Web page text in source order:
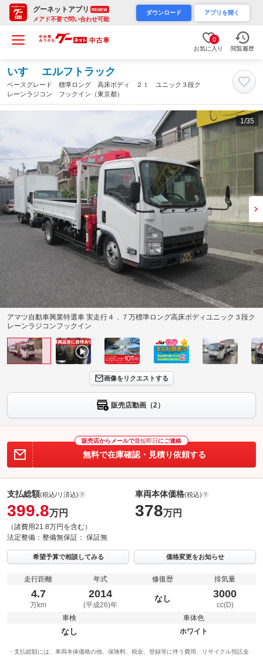
グーネットアプリ RENEW
メアド不要で問い合わせ可能
ダウンロード アプリを開く
0
お気に入り 閲覧履歴
いすゞ エルフトラック
ベースグレード 標準ロング 高床ボディ ２ｔ ユニック３段ク
レーンラジコン フックイン（東京都）
1/35
アマツ自動車興業特選車 実走行４．７万標準ロング高床ボディユニック３段ク
レーンラジコンフックイン
画像をリクエストする
販売店動画（2）
販売店からメールで最短即日 にご連絡
無料で在庫確認・見積り依頼する
支払総額(税込/リ済込)
399.8万円
（諸費用21.8万円を含む）
車両本体価格(税込)
378万円
法定整備： 整備無保証： 保証無
希望予算で相談してみる 価格変更をお知らせ
走行距離
4.7
万km
年式
2014
(平成26)年
修復歴
なし
排気量
3000
cc(D)
車検
なし
車体色
ホワイト
支払総額には、車両本体価格の他、保険料、税金、登録等に伴う費用、リサイクル預託金